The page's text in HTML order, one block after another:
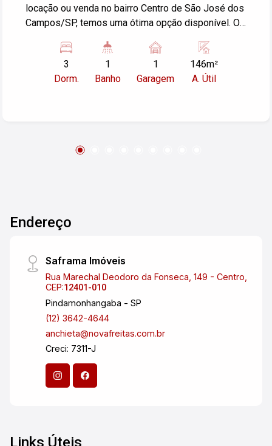
locação ou venda no bairro Centro de São José dos
Campos/SP, temos uma ótima opção disponível. O
útil de 146,00 m². Esse apartamento é ideal para
quem busca conforto e praticidade em uma
localização central, próximo a diversas
3
Dorm.
1
Banho
1
Garagem
146m²
A. Útil
Endereço
Saframa Imóveis
Rua Marechal Deodoro da Fonseca, 149 - Centro,
CEP:12401-010
Pindamonhangaba - SP
(12) 3642-4644
anchieta@novafreitas.com.br
Creci: 7311-J
Links Úteis